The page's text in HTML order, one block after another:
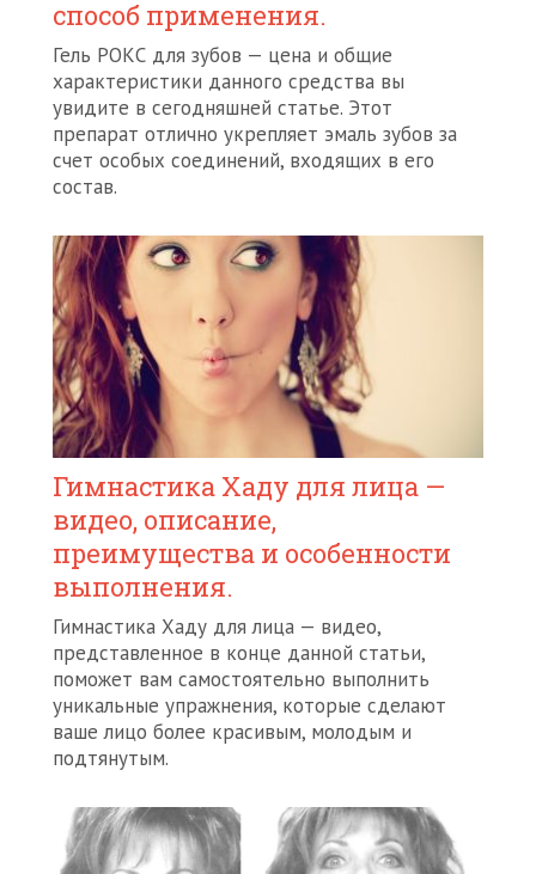
способ применения.
Гель РОКС для зубов — цена и общие
характеристики данного средства вы
увидите в сегодняшней статье. Этот
препарат отлично укрепляет эмаль зубов за
счет особых соединений, входящих в его
состав.
Гимнастика Хаду для лица —
видео, описание,
преимущества и особенности
выполнения.
Гимнастика Хаду для лица — видео,
представленное в конце данной статьи,
поможет вам самостоятельно выполнить
уникальные упражнения, которые сделают
ваше лицо более красивым, молодым и
подтянутым.